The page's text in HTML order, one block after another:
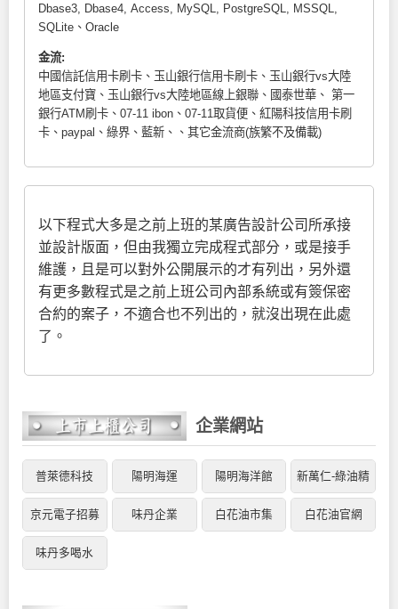
Dbase3, Dbase4, Access, MySQL, PostgreSQL, MSSQL,
SQLite、Oracle
金流:
中國信託信用卡刷卡、玉山銀行信用卡刷卡、玉山銀行vs大陸
地區支付寶、玉山銀行vs大陸地區線上銀聯、國泰世華、 第一
銀行ATM刷卡、07-11 ibon、07-11取貨便、紅陽科技信用卡刷
卡、paypal、綠界、藍新、、其它金流商(族繁不及備載)
以下程式大多是之前上班的某廣告設計公司所承接
並設計版面，但由我獨立完成程式部分，或是接手
維護，且是可以對外公開展示的才有列出，另外還
有更多數程式是之前上班公司內部系統或有簽保密
合約的案子，不適合也不列出的，就沒出現在此處
了。
企業網站
普萊德科技 陽明海運 陽明海洋館 新萬仁-綠油精
京元電子招募 味丹企業 白花油市集 白花油官網
味丹多喝水